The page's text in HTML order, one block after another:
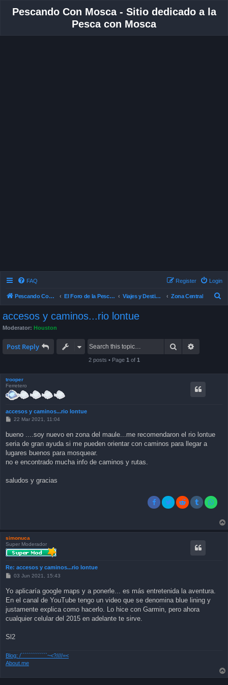
Pescando Con Mosca - Sitio dedicado a la
Pesca con Mosca
FAQ Login
Register
Pescando Con Mosca El Foro de la Pesca con Mosca en Chile Viajes y Destinos de Pesca Zona Central
accesos y caminos...rio lontue
Moderator: Houston
Post Reply Search
2 posts • Page 1 of 1
trooper
Ferretero
accesos y caminos...rio lontue
P
t
22 Mar 2021, 11:04
bueno ....soy nuevo en zona del maule...me recomendaron el rio lontue
seria de gran ayuda si me pueden orientar con caminos para llegar a
lugares buenos para mosquear.
no e encontrado mucha info de caminos y rutas.
saludos y gracias
simonuca
Super Moderador
Re: accesos y caminos...rio lontue
P
t
03 Jun 2021, 15:43
Yo aplicaría google maps y a ponerle... es más entretenida la aventura.
En el canal de YouTube tengo un video que se denomina blue lining y
justamente explica como hacerlo. Lo hice con Garmin, pero ahora
cualquier celular del 2015 en adelante te sirve.
Sl2
Blog: /`````````````~<?////=<
About.me